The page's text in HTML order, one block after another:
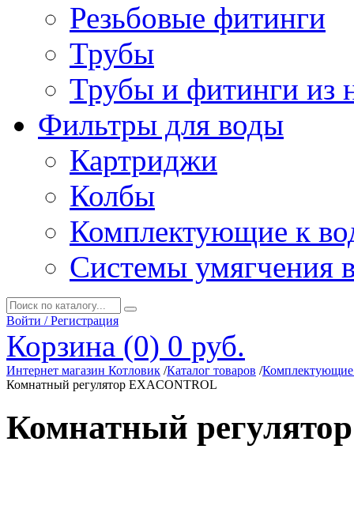
Резьбовые фитинги
Трубы
Трубы и фитинги из
Фильтры для воды
Картриджи
Колбы
Комплектующие к
Системы умягчения
Войти / Регистрация
Корзина (0) 0 руб.
Интернет магазин Котловик /Каталог товаров /Комплектующие
Комнатный регулятор EXACONTROL
Комнатный